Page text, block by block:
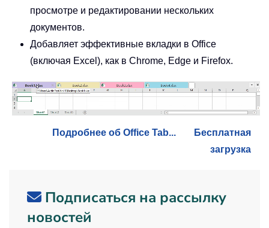
просмотре и редактировании нескольких
документов.
Добавляет эффективные вкладки в Office
(включая Excel), как в Chrome, Edge и Firefox.
Подробнее об Office Tab...
Бесплатная
загрузка
Подписаться на рассылку
новостей